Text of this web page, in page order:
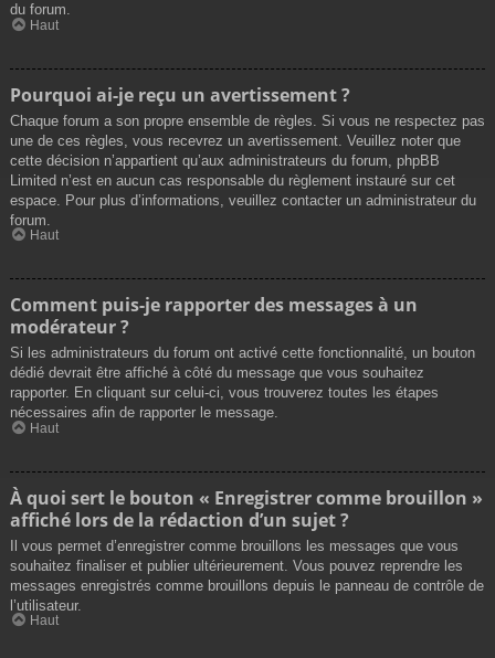
du forum.
Haut
Pourquoi ai-je reçu un avertissement ?
Chaque forum a son propre ensemble de règles. Si vous ne respectez pas
une de ces règles, vous recevrez un avertissement. Veuillez noter que
cette décision n’appartient qu’aux administrateurs du forum, phpBB
Limited n’est en aucun cas responsable du règlement instauré sur cet
espace. Pour plus d’informations, veuillez contacter un administrateur du
forum.
Haut
Comment puis-je rapporter des messages à un
modérateur ?
Si les administrateurs du forum ont activé cette fonctionnalité, un bouton
dédié devrait être affiché à côté du message que vous souhaitez
rapporter. En cliquant sur celui-ci, vous trouverez toutes les étapes
nécessaires afin de rapporter le message.
Haut
À quoi sert le bouton « Enregistrer comme brouillon »
affiché lors de la rédaction d’un sujet ?
Il vous permet d’enregistrer comme brouillons les messages que vous
souhaitez finaliser et publier ultérieurement. Vous pouvez reprendre les
messages enregistrés comme brouillons depuis le panneau de contrôle de
l’utilisateur.
Haut